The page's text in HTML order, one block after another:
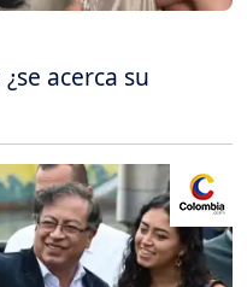
acerca su